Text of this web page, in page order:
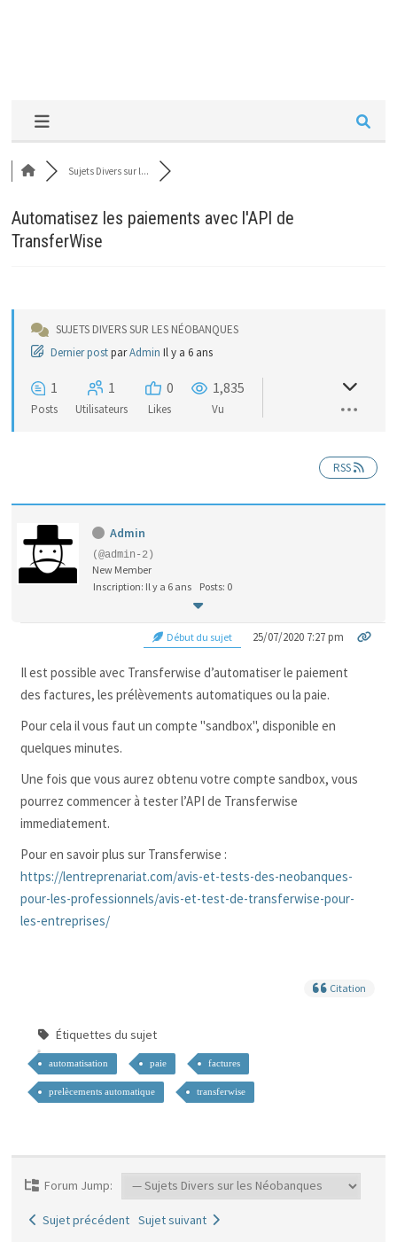
Sujets Divers sur l...
Automatisez les paiements avec l'API de
TransferWise
SUJETS DIVERS SUR LES NÉOBANQUES
Dernier postparAdmin Il y a 6 ans
1
Posts
1
Utilisateurs
0
Likes
1,835
Vu
RSS
Admin
(@admin-2)
New Member
Inscription: Il y a 6 ans
Posts: 0
Début du sujet 25/07/2020 7:27 pm
Il est possible avec Transferwise d’automatiser le paiement
des factures, les prélèvements automatiques ou la paie.
Pour cela il vous faut un compte "sandbox", disponible en
quelques minutes.
Une fois que vous aurez obtenu votre compte sandbox, vous
pourrez commencer à tester l’API de Transferwise
immediatement.
Pour en savoir plus sur Transferwise :
https://lentreprenariat.com/avis-et-tests-des-neobanques-
pour-les-professionnels/avis-et-test-de-transferwise-pour-
les-entreprises/
Citation
Étiquettes du sujet
automatisation paie factures
prelècements automatique transferwise
Forum Jump:
Sujet précédent Sujet suivant